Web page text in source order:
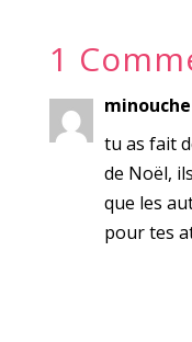
1
minouche
tu as fait
de Noël,
que les
pour tes